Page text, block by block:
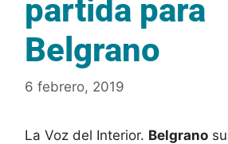
partida para
Belgrano
6 febrero, 2019
La Voz del Interior. Belgrano